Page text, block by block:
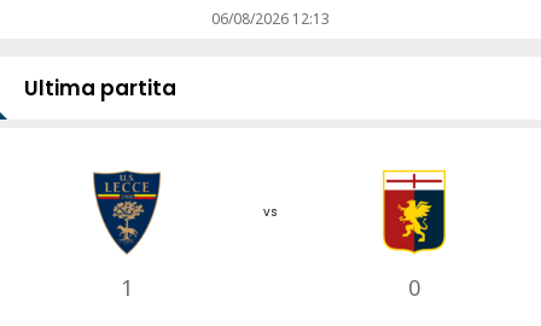
06/08/2026 12:13
Ultima partita
1
vs
0